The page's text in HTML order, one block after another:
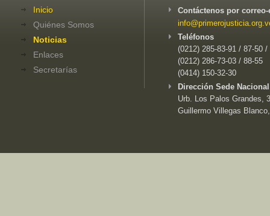
Inicio
Quiénes Somos
Noticias
Enlaces
Secretarías
Contáctenos por
Teléfonos
(0212) 285-83-91 / 87-50 /
(0212) 286-73-03 / 88-55
(0414) 150-32-30
Dirección Sede
Urb. Los Palos Grandes,
Guillermo Villegas